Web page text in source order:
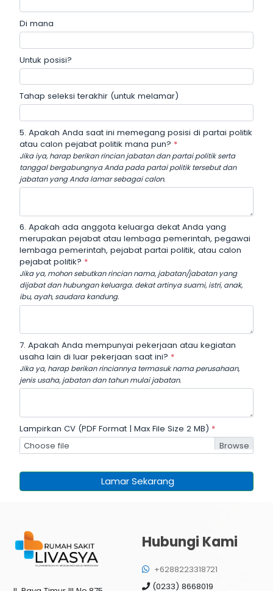
Di mana
Untuk posisi?
Tahap seleksi terakhir (untuk melamar)
5. Apakah Anda saat ini memegang posisi di partai politik
atau calon pejabat politik mana pun? *
Jika iya, harap berikan rincian jabatan dan partai politik serta
tanggal bergabungnya Anda pada partai politik tersebut dan
jabatan yang Anda lamar sebagai calon.
6. Apakah ada anggota keluarga dekat Anda yang
merupakan pejabat atau lembaga pemerintah, pegawai
lembaga pemerintah, pejabat partai politik, atau calon
pejabat politik? *
Jika ya, mohon sebutkan rincian nama, jabatan/jabatan yang
dijabat dan hubungan keluarga. dekat artinya suami, istri, anak,
ibu, ayah, saudara kandung.
7. Apakah Anda mempunyai pekerjaan atau kegiatan
usaha lain di luar pekerjaan saat ini? *
Jika ya, harap berikan rinciannya termasuk nama perusahaan,
jenis usaha, jabatan dan tahun mulai jabatan.
Lampirkan CV (PDF Format | Max File Size 2 MB) *
Choose file
Lamar Sekarang
Hubungi Kami
+6288223318721
(0233) 8668019